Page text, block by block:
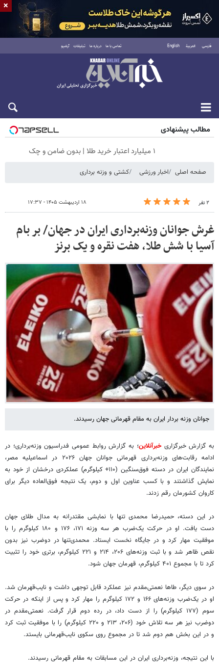
فارسی العربية English تماس با ما درباره ما تبلیغات آرشیو
جمعه ۱۶ مرداد ۱۴۰۵
مطالب پیشنهادی
۱ میلیارد اعتبار خرید طلا | بدون ضامن و چک
صفحه اصلی اخبار ورزشی کشتی و وزنه‌ برداری
۲ نفر ۱۸ اردیبهشت ۱۴۰۵ - ۱۷:۳۷
غرش جوانان وزنه‌برداری ایران در جهان/ بر بام
آسیا با شش طلا، هفت نقره و یک برنز
جوانان وزنه بردار ایران به مقام قهرمانی جهان رسیدند.
به گزارش خبرگزاریخبرآنلاین؛ به گزارش روابط عمومی فدراسیون وزنه‌برداری؛ در
ادامه رقابت‌های وزنه‌برداری قهرمانی جوانان جهان ۲۰۲۶ در اسماعیلیه مصر،
نمایندگان ایران در دسته فوق‌سنگین (۱۱۰+ کیلوگرم) عملکردی درخشان از خود به
نمایش گذاشتند و با کسب عناوین اول و دوم، یک نتیجه فوق‌العاده دیگر برای
کاروان کشورمان رقم زدند.
در این دسته، حمیدرضا محمدی تنها با نمایشی مقتدرانه به مدال طلای جهان
دست یافت. او در حرکت یک‌ضرب هر سه وزنه ۱۷۱، ۱۷۶ و ۱۸۰ کیلوگرم را با
موفقیت مهار کرد و در جایگاه نخست ایستاد. محمدی‌تنها در دوضرب نیز بدون
نقص ظاهر شد و با ثبت وزنه‌های ۲۰۶، ۲۱۴ و ۲۲۱ کیلوگرم، برتری خود را تثبیت
کرد تا با مجموع ۴۰۱ کیلوگرم، قهرمان جهان شود.
در سوی دیگر، طاها نعمتی‌مقدم نیز عملکرد قابل توجهی داشت و نایب‌قهرمان شد.
او در یک‌ضرب وزنه‌های ۱۶۶ و ۱۷۲ کیلوگرم را مهار کرد و پس از اینکه در حرکت
سوم (۱۷۷ کیلوگرم) را از دست داد، در رده دوم قرار گرفت. نعمتی‌مقدم در
دوضرب نیز هر سه تلاش خود (۲۰۶، ۲۱۳ و ۲۲۰ کیلوگرم) را با موفقیت ثبت کرد
و در این بخش هم دوم شد تا در مجموع روی سکوی نایب‌قهرمانی بایستد.
با این نتیجه، وزنه‌برداری ایران در این مسابقات به مقام قهرمانی رسیدند.
×